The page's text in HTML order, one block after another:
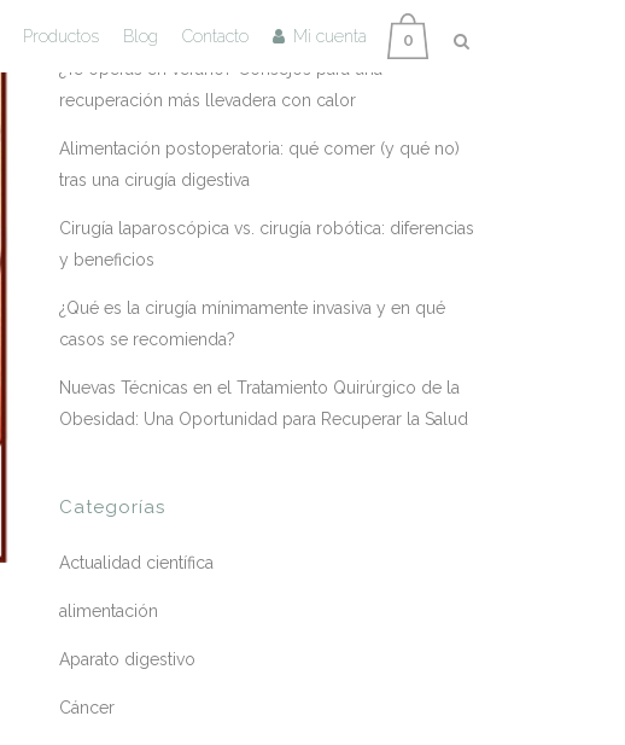
0
Productos Blog Contacto Mi cuenta
¿Te operas en verano? Consejos para una
recuperación más llevadera con calor
Alimentación postoperatoria: qué comer (y qué no)
tras una cirugía digestiva
Cirugía laparoscópica vs. cirugía robótica: diferencias
y beneficios
¿Qué es la cirugía mínimamente invasiva y en qué
casos se recomienda?
Nuevas Técnicas en el Tratamiento Quirúrgico de la
Obesidad: Una Oportunidad para Recuperar la Salud
Categorías
Actualidad científica
alimentación
Aparato digestivo
Cáncer